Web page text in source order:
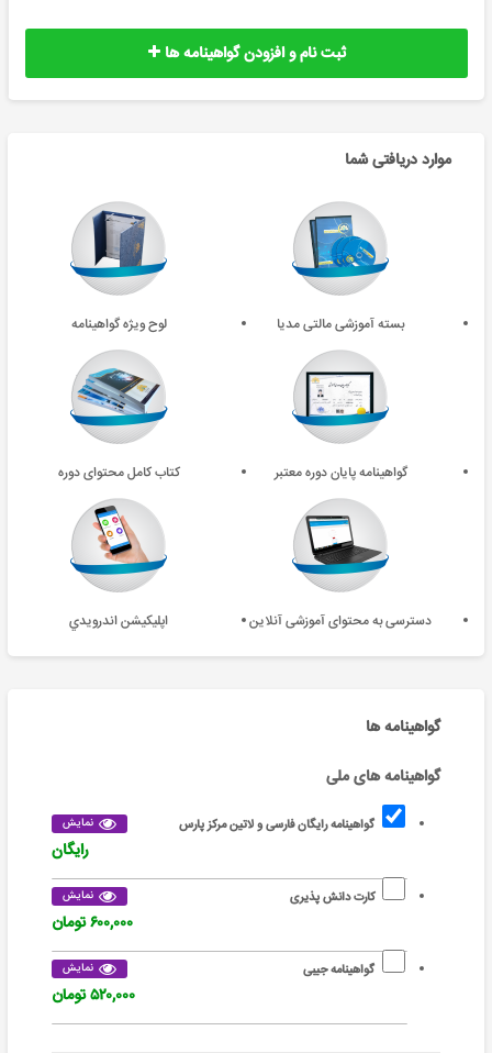
ثبت نام و افزودن گواهینامه ها
موارد دریافتی شما
بسته آموزشی مالتی مدیا لوح ویژه گواهینامه
گواهینامه پایان دوره معتبر کتاب کامل محتوای دوره
دسترسی به محتوای آموزشی آنلاین اپليکيشن اندرويدي
گواهینامه ها
گواهینامه های ملی
گواهینامه رایگان فارسی و لاتین مرکز پارس نمایش
رایگان
کارت دانش پذیری نمایش
۶۰۰,۰۰۰ تومان
گواهینامه جیبی نمایش
۵۲۰,۰۰۰ تومان